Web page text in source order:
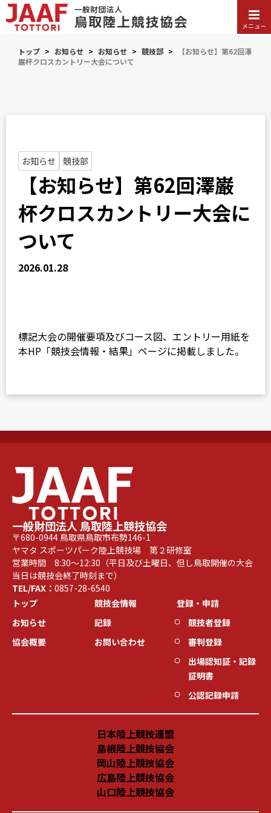
メニュー
トップ > お知らせ > お知らせ > 競技部 >
【お知らせ】第62回澤
巌杯クロスカントリー大会について
お知らせ 競技部
【お知らせ】第62回澤巌
杯クロスカントリー大会に
ついて
2026.01.28
標記大会の開催要項及びコース図、エントリー用紙を
本HP「競技会情報・結果」ページに掲載しました。
一般財団法人 鳥取陸上競技協会
〒680-0944 鳥取県鳥取市布勢146-1
ヤマタ スポーツパーク陸上競技場 第２研修室
営業時間 8:30～12:30（平日及び土曜日、但し鳥取開催の大会
当日は競技会終了時刻まで）
TEL/FAX： 0857-28-6540
トップ
お知らせ
協会概要
競技会情報
記録
お問い合わせ
登録・申請
競技者登録
審判登録
出場認知証・記録
証明書
公認記録申請
日本陸上競技連盟
島根陸上競技協会
岡山陸上競技協会
広島陸上競技協会
山口陸上競技協会